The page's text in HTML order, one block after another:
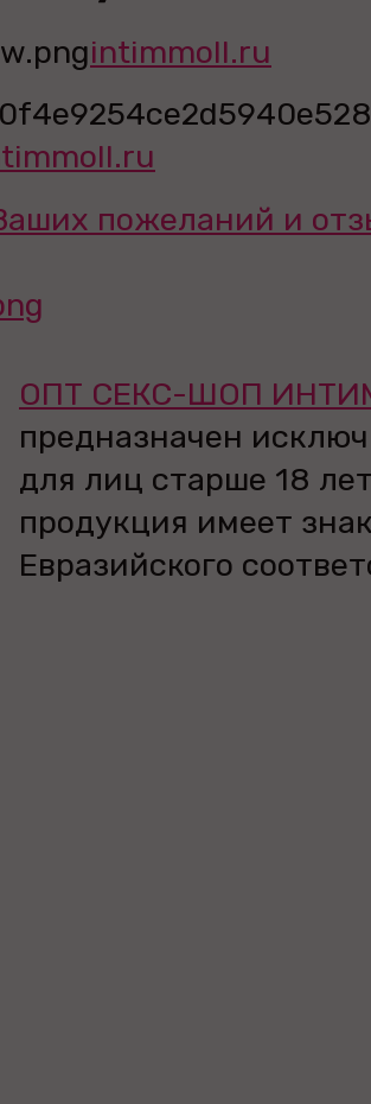
intimmoll.ru
пожеланий и
ОПТ СЕКС-ШОП
предназначен
для лиц старше 18
продукция имеет
Евразийского